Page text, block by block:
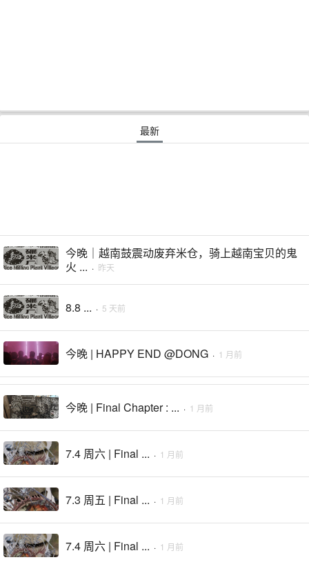
最新
今晚｜越南鼓震动废弃米仓，骑上越南宝贝的鬼
火 ... · 昨天
8.8 ... · 5 天前
今晚 | HAPPY END @DONG · 1 月前
今晚 | Final Chapter : ... · 1 月前
7.4 周六 | Final ... · 1 月前
7.3 周五 | Final ... · 1 月前
7.4 周六 | Final ... · 1 月前